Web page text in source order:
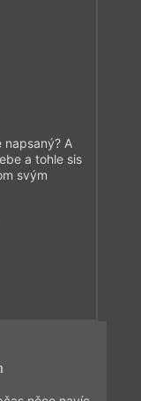
napsaný? A
a tohle sis
svým